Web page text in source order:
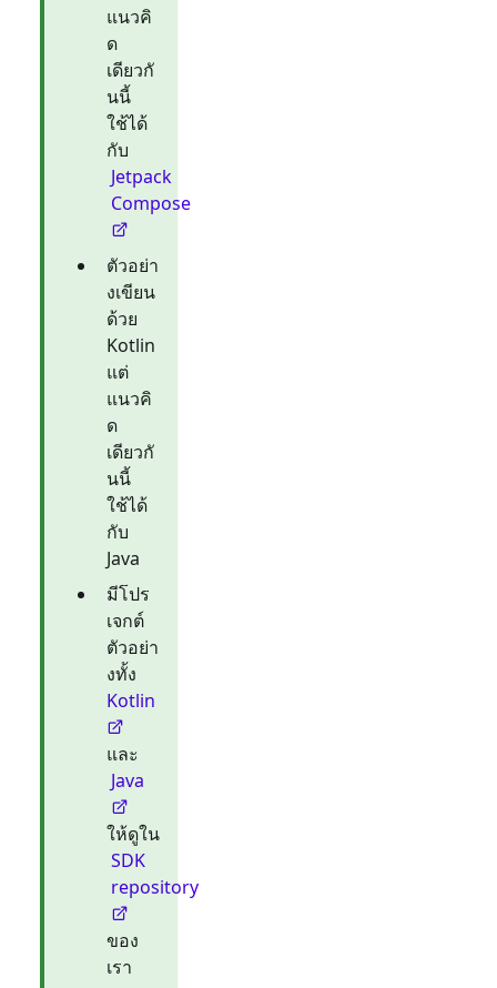
แนวคิ
ด
เดียวกั
นนี้
ใช้ได้
กับ
Jetpack
Compose
ตัวอย่า
งเขียน
ด้วย
Kotlin
แต่
แนวคิ
ด
เดียวกั
นนี้
ใช้ได้
กับ
Java
มีโปร
เจกต์
ตัวอย่า
งทั้ง
Kotlin
และ
Java
ให้ดูใน
SDK
repository
ของ
เรา